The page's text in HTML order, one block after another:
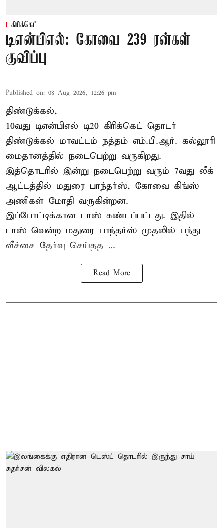
கிரிக்கெட்
டிஎன்பிஎல்: கோவை 239 ரன்கள்
குவிப்பு
Published on: 08 Aug 2026, 12:26 pm
திண்டுக்கல்,
10வது டிஎன்பிஎல் டி20 கிரிக்கெட் தொடர்
திண்டுக்கல் மாவட்டம் நத்தம் எம்.பி.ஆர். கல்லூரி
மைதானத்தில் நடைபெற்று வருகிறது.
இத்தொடரில் இன்று நடைபெற்று வரும் 7வது லீக்
ஆட்டத்தில் மதுரை பாந்தர்ஸ், கோவை கிங்ஸ்
அணிகள் மோதி வருகின்றன.
இப்போட்டிக்கான டாஸ் சுண்டப்பட்டது. இதில்
டாஸ் வென்ற மதுரை பாந்தர்ஸ் முதலில் பந்து
வீச்சை தேர்வு செய்தத ...
Read More